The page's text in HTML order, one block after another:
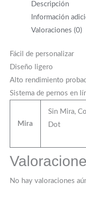
Descripción
Información
Valoraciones (0)
Fácil de personalizar
Diseño ligero
Alto rendimiento
Sistema de pernos en
Mira
Sin Mira,
Dot
No hay valoraciones